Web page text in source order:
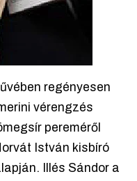
regényesen
vérengzés
pereméről
István kisbíró
Illés Sándor a